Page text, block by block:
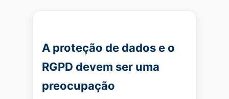
A proteção de dados e o
RGPD devem ser uma
preocupação